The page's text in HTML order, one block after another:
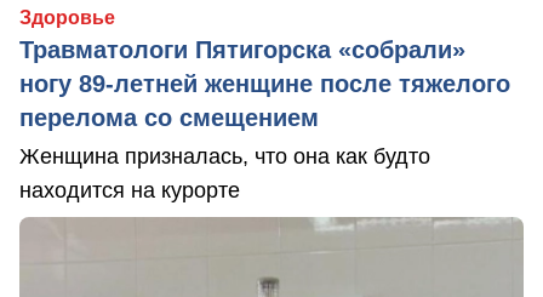
Здоровье
Травматологи Пятигорска «собрали»
ногу 89-летней женщине после тяжелого
перелома со смещением
Женщина призналась, что она как будто
находится на курорте